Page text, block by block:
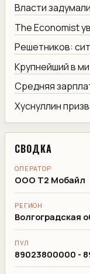
Власти
The Economist
Решетников:
Крупнейший в
Средняя
Хуснуллин
СВОДКА
ОПЕРАТОР
ООО Т2 Мобайл
РЕГИОН
Волгоградская
ПУЛ
89023800000 -